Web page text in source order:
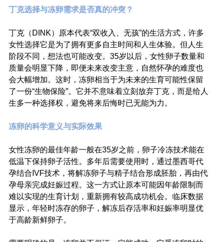
丁克选择与冻卵需求是否真的冲突？
丁克（DINK）原本代表“双收入、无孩”的生活方式，许多
女性选择它是为了拥有更多自主时间和人生体验。但人生
阶段不同，想法也可能改变。35岁以后，女性卵子数量和
质量会明显下降，即便未来改变主意，自然怀孕的难度也
会大幅增加。这时，冻卵相当于为未来的生育可能性保留
了一份“生物保险”。它并不意味着立刻放弃丁克，而是给人
生多一种选择权，避免将来后悔时已无能为力。
冻卵的科学意义与实际效果
女性冻卵的最佳年龄一般在35岁之前，卵子冷冻技术能在
低温下保持卵子活性。多年后需要使用时，通过墨西哥代
孕结合IVF技术，将解冻卵子与精子结合形成胚胎，再由代
孕母亲完成妊娠过程。这一方式让原本可能因年龄限制而
难以实现的生育计划，重新拥有较高成功机会。临床数据
显示，年轻时冻存的卵子，解冻后存活率和妊娠率明显优
于高龄新鲜卵子。